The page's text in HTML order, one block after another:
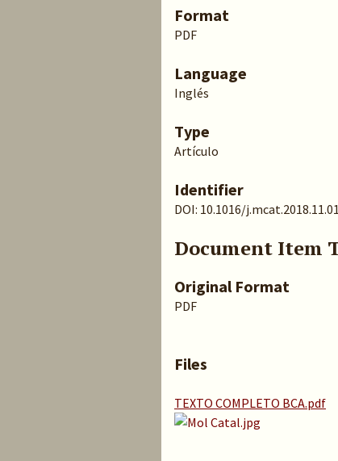
Format
PDF
Language
Inglés
Type
Artículo
Identifier
DOI: 10.1016/
Document Item
Original Format
PDF
Files
TEXTO COMPLETO BCA.pdf